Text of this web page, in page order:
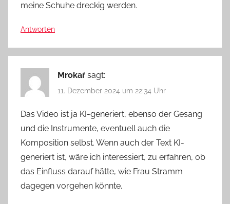
meine Schuhe dreckig werden.
Antworten
Mrokaŕ sagt:
11. Dezember 2024 um 22:34 Uhr
Das Video ist ja KI-generiert, ebenso der Gesang
und die Instrumente, eventuell auch die
Komposition selbst. Wenn auch der Text KI-
generiert ist, wäre ich interessiert, zu erfahren, ob
das Einfluss darauf hätte, wie Frau Stramm
dagegen vorgehen könnte.